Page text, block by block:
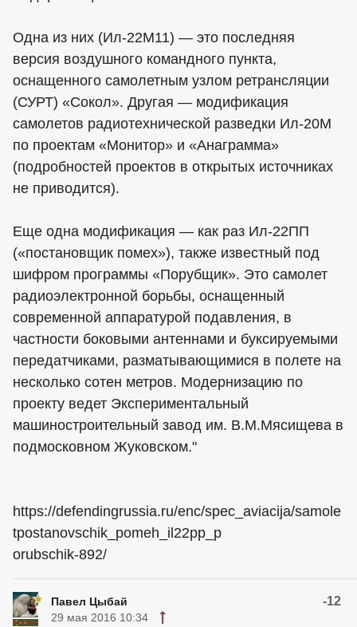
Одна из них (Ил-22М11) — это последняя
версия воздушного командного пункта,
оснащенного самолетным узлом ретрансляции
(СУРТ) «Сокол». Другая — модификация
самолетов радиотехнической разведки Ил-20М
по проектам «Монитор» и «Анаграмма»
(подробностей проектов в открытых источниках
не приводится).
Еще одна модификация — как раз Ил-22ПП
(«постановщик помех»), также известный под
шифром программы «Порубщик». Это самолет
радиоэлектронной борьбы, оснащенный
современной аппаратурой подавления, в
частности боковыми антеннами и буксируемыми
передатчиками, разматывающимися в полете на
несколько сотен метров. Модернизацию по
проекту ведет Экспериментальный
машиностроительный завод им. В.М.Мясищева в
подмосковном Жуковском."
https://defendingrussia.ru/enc/spec_aviacija/samole
tpostanovschik_pomeh_il22pp_p
orubschik-892/
Павел Цыбай -12
29 мая 2016 10:34